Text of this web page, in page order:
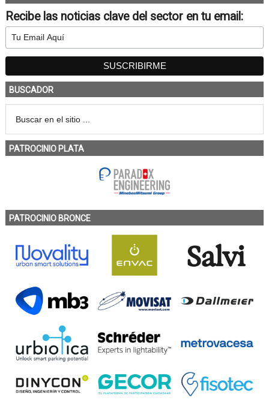
Recibe las noticias clave del sector en tu email:
BUSCADOR
PATROCINIO PLATA
PATROCINIO BRONCE